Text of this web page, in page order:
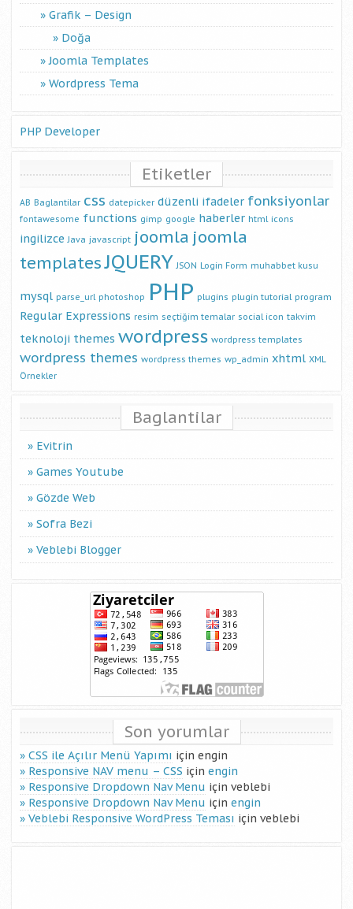
Grafik – Design
Doğa
Joomla Templates
Wordpress Tema
PHP Developer
Etiketler
AB Baglantilar css datepicker düzenli ifadeler fonksiyonlar
fontawesome functions gimp google haberler html icons
ingilizce Java javascript joomla joomla
templatesJQUERY JSON Login Form muhabbet kusu
mysql parse_url photoshop PHP plugins plugin tutorial program
Regular Expressions resim seçtiğim temalar social icon takvim
teknoloji themes wordpress wordpress templates
wordpress themes wordpress themes wp_admin xhtml XML
Örnekler
Baglantilar
Evitrin
Games Youtube
Gözde Web
Sofra Bezi
Veblebi Blogger
Son yorumlar
CSS ile Açılır Menü Yapımı için engin
Responsive NAV menu – CSS için engin
Responsive Dropdown Nav Menu için veblebi
Responsive Dropdown Nav Menu için engin
Veblebi Responsive WordPress Teması için veblebi